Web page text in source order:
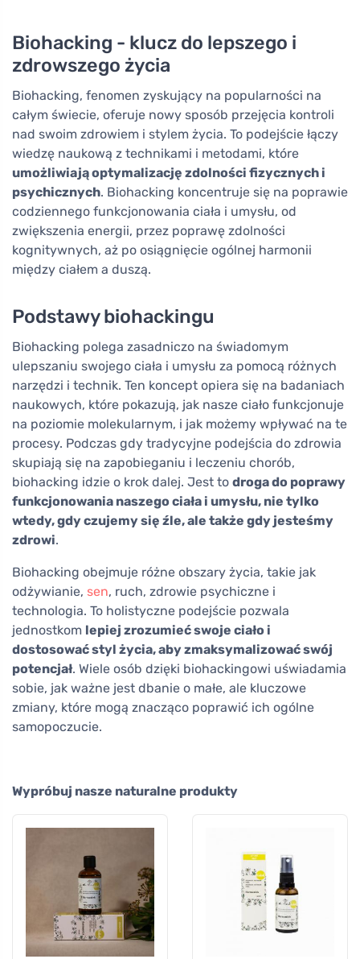
Biohacking - klucz do lepszego i
zdrowszego życia
Biohacking, fenomen zyskujący na popularności na
całym świecie, oferuje nowy sposób przejęcia kontroli
nad swoim zdrowiem i stylem życia. To podejście łączy
wiedzę naukową z technikami i metodami, które
umożliwiają optymalizację zdolności fizycznych i
psychicznych. Biohacking koncentruje się na poprawie
codziennego funkcjonowania ciała i umysłu, od
zwiększenia energii, przez poprawę zdolności
kognitywnych, aż po osiągnięcie ogólnej harmonii
między ciałem a duszą.
Podstawy biohackingu
Biohacking polega zasadniczo na świadomym
ulepszaniu swojego ciała i umysłu za pomocą różnych
narzędzi i technik. Ten koncept opiera się na badaniach
naukowych, które pokazują, jak nasze ciało funkcjonuje
na poziomie molekularnym, i jak możemy wpływać na te
procesy. Podczas gdy tradycyjne podejścia do zdrowia
skupiają się na zapobieganiu i leczeniu chorób,
biohacking idzie o krok dalej. Jest to droga do poprawy
funkcjonowania naszego ciała i umysłu, nie tylko
wtedy, gdy czujemy się źle, ale także gdy jesteśmy
zdrowi.
Biohacking obejmuje różne obszary życia, takie jak
odżywianie, sen, ruch, zdrowie psychiczne i
technologia. To holistyczne podejście pozwala
jednostkom lepiej zrozumieć swoje ciało i
dostosować styl życia, aby zmaksymalizować swój
potencjał. Wiele osób dzięki biohackingowi uświadamia
sobie, jak ważne jest dbanie o małe, ale kluczowe
zmiany, które mogą znacząco poprawić ich ogólne
samopoczucie.
Wypróbuj nasze naturalne produkty